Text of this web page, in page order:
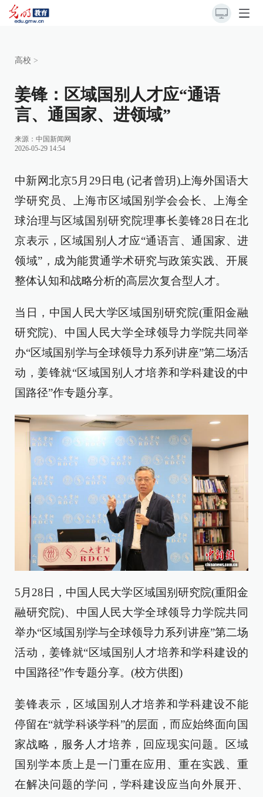
高校 >
姜锋：区域国别人才应“通语
言、通国家、进领域”
来源： 中国新闻网
2026-05-29 14:54
中新网北京5月29日电 (记者曾玥)上海外国语大
学研究员、上海市区域国别学会会长、上海全
球治理与区域国别研究院理事长姜锋28日在北
京表示，区域国别人才应“通语言、通国家、进
领域”，成为能贯通学术研究与政策实践、开展
整体认知和战略分析的高层次复合型人才。
当日，中国人民大学区域国别研究院(重阳金融
研究院)、中国人民大学全球领导力学院共同举
办“区域国别学与全球领导力系列讲座”第二场活
动，姜锋就“区域国别人才培养和学科建设的中
国路径”作专题分享。
5月28日，中国人民大学区域国别研究院(重阳金
融研究院)、中国人民大学全球领导力学院共同
举办“区域国别学与全球领导力系列讲座”第二场
活动，姜锋就“区域国别人才培养和学科建设的
中国路径”作专题分享。(校方供图)
姜锋表示，区域国别人才培养和学科建设不能
停留在“就学科谈学科”的层面，而应始终面向国
家战略，服务人才培养，回应现实问题。区域
国别学本质上是一门重在应用、重在实践、重
在解决问题的学问，学科建设应当向外展开、